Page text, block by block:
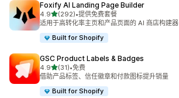
Foxify AI Landing Page Builder
4.9星（满分 5 星）
(292)
总共 292 条评论
•提供免费套餐
适用于高转化率主页和产品页面的 AI 商店构建器
Built for Shopify
GSC Product Labels & Badges
4.9星（满分 5 星）
(31)
总共 31 条评论
•免费
借助产品标签、信任徽章和付款图标提升销量
Built for Shopify